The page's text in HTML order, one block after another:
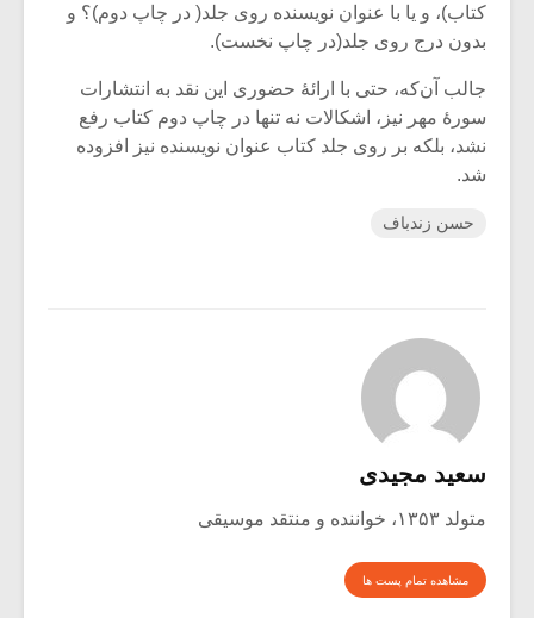
کتاب)، و یا با عنوان نویسنده روی جلد( در چاپ دوم)؟ و
بدون درج روی جلد(در چاپ نخست).
جالب آن‌که، حتی با ارائۀ حضوری این نقد به انتشارات
سورۀ مهر نیز، اشکالات نه تنها در چاپ دوم کتاب رفع
نشد، بلکه بر روی جلد کتاب عنوان نویسنده نیز افزوده
شد.
حسن زندباف
سعید مجیدی
متولد ۱۳۵۳، خواننده و منتقد موسیقی
مشاهده تمام پست ها